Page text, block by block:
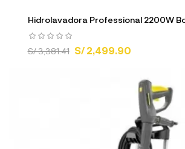
Hidrolavadora Professional 2200W
S/ 3,381.41 S/ 2,499.90